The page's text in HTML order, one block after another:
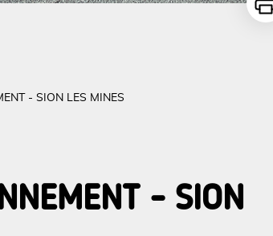
- SION LES MINES
- SION